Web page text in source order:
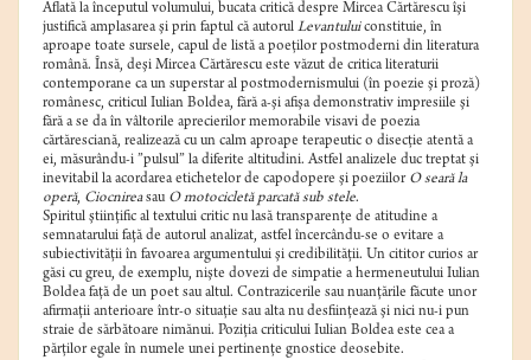
Aflată la începutul volumului, bucata critică despre Mircea Cărtărescu îşi
justifică amplasarea şi prin faptul că autorul Levantuluiconstituie, în
aproape toate sursele, capul de listă a poeţilor postmoderni din literatura
română. Însă, deşi Mircea Cărtărescu este văzut de critica literaturii
contemporane ca un superstar al postmodernismului (în poezie şi proză)
românesc, criticul Iulian Boldea, fără a-şi afişa demonstrativ impresiile şi
fără a se da în vâltorile aprecierilor memorabile visavi de poezia
cărtăresciană, realizează cu un calm aproape terapeutic o disecţie atentă a
ei, măsurându-i ”pulsul” la diferite altitudini. Astfel analizele duc treptat şi
inevitabil la acordarea etichetelor de capodopere şi poeziilor O seară la
operă, Ciocnireasau O motocicletă parcată sub stele.
Spiritul ştiinţific al textului critic nu lasă transparenţe de atitudine a
semnatarului faţă de autorul analizat, astfel încercându-se o evitare a
subiectivităţii în favoarea argumentului şi credibilităţii. Un cititor curios ar
găsi cu greu, de exemplu, nişte dovezi de simpatie a hermeneutului Iulian
Boldea faţă de un poet sau altul. Contrazicerile sau nuanţările făcute unor
afirmaţii anterioare într-o situaţie sau alta nu desfiinţează şi nici nu-i pun
straie de sărbătoare nimănui. Poziţia criticului Iulian Boldea este cea a
părţilor egale în numele unei pertinenţe gnostice deosebite.